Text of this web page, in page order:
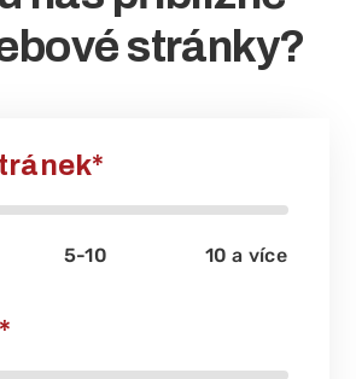
stránky?
*
5-10 10 a více
*